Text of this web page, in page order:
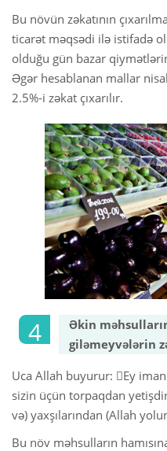
Bu növün zəkatının
ticarət məqsədi ilə istifadə
olduğu gün bazar
Əgər hesablanan mallar
2.5%-i zəkat çıxarılır.
Əkin
giləmeyvələrin
Uca Allah buyurur: Ey iman
sizin üçün torpaqdan
və) yaxşılarından (Allah
Bu növ məhsulların